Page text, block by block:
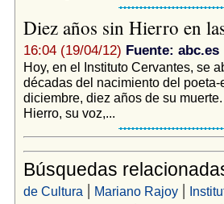
Diez años sin Hierro en
16:04 (19/04/12) Fuente: abc.es
Hoy, en el Instituto Cervantes, se
décadas del nacimiento del
diciembre, diez años de su
Hierro, su voz,...
Búsquedas
de Cultura | Mariano Rajoy|